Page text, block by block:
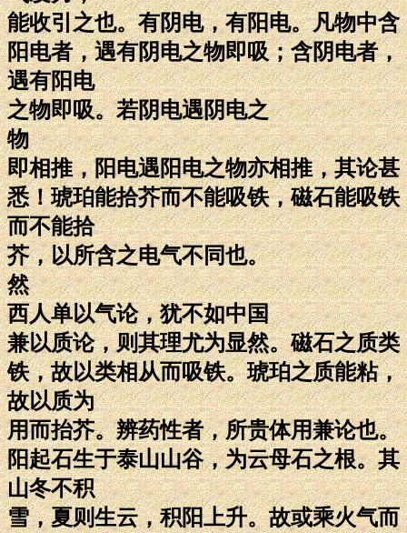
能收引之也。有阴电，有阳电。凡物中含
阳电者，遇有阴电之物即吸；含阴电者，
遇有阳电
之物即吸。若阴电遇阴电之
物
即相推，阳电遇阳电之物亦相推，其论甚
悉！琥珀能拾芥而不能吸铁，磁石能吸铁
而不能拾
芥，以所含之电气不同也。
然
西人单以气论，犹不如中国
兼以质论，则其理尤为显然。磁石之质类
铁，故以类相从而吸铁。琥珀之质能粘，
故以质为
用而抬芥。辨药性者，所贵体用兼论也。
阳起石生于泰山山谷，为云母石之根。其
山冬不积
雪，夏则生云，积阳上升。故或乘火气而